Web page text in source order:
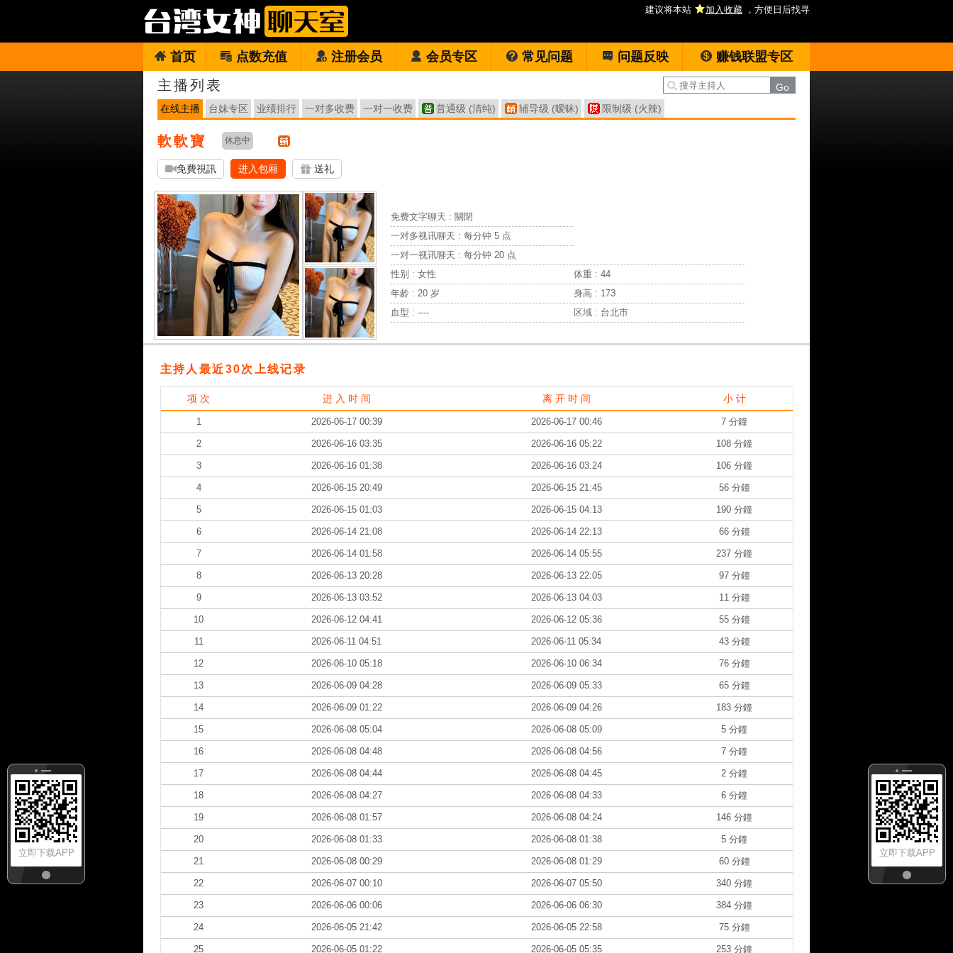
建议将本站 加入收藏 ，方便日后找寻
首页 点数充值 注册会员 会员专区 常见问题 问题反映 赚钱联盟专区
立即下载APP
立即下载APP
主播列表
在线主播 台妹专区 业绩排行 一对多收费 一对一收费 普通级 (清纯) 辅导级 (暧昧) 限制级 (火辣)
軟軟寶 休息中
免費視訊 进入包厢 送礼
免费文字聊天 : 關閉
一对多视讯聊天 : 每分钟 5 点
一对一视讯聊天 : 每分钟 20 点
性别 : 女性
体重 : 44
年龄 : 20 岁
身高 : 173
血型 : ----
区域 : 台北市
主持人最近30次上线记录
项 次 进 入 时 间 离 开 时 间 小 计
1 2026-06-17 00:39 2026-06-17 00:46 7 分鐘
2 2026-06-16 03:35 2026-06-16 05:22 108 分鐘
3 2026-06-16 01:38 2026-06-16 03:24 106 分鐘
4 2026-06-15 20:49 2026-06-15 21:45 56 分鐘
5 2026-06-15 01:03 2026-06-15 04:13 190 分鐘
6 2026-06-14 21:08 2026-06-14 22:13 66 分鐘
7 2026-06-14 01:58 2026-06-14 05:55 237 分鐘
8 2026-06-13 20:28 2026-06-13 22:05 97 分鐘
9 2026-06-13 03:52 2026-06-13 04:03 11 分鐘
10 2026-06-12 04:41 2026-06-12 05:36 55 分鐘
11 2026-06-11 04:51 2026-06-11 05:34 43 分鐘
12 2026-06-10 05:18 2026-06-10 06:34 76 分鐘
13 2026-06-09 04:28 2026-06-09 05:33 65 分鐘
14 2026-06-09 01:22 2026-06-09 04:26 183 分鐘
15 2026-06-08 05:04 2026-06-08 05:09 5 分鐘
16 2026-06-08 04:48 2026-06-08 04:56 7 分鐘
17 2026-06-08 04:44 2026-06-08 04:45 2 分鐘
18 2026-06-08 04:27 2026-06-08 04:33 6 分鐘
19 2026-06-08 01:57 2026-06-08 04:24 146 分鐘
20 2026-06-08 01:33 2026-06-08 01:38 5 分鐘
21 2026-06-08 00:29 2026-06-08 01:29 60 分鐘
22 2026-06-07 00:10 2026-06-07 05:50 340 分鐘
23 2026-06-06 00:06 2026-06-06 06:30 384 分鐘
24 2026-06-05 21:42 2026-06-05 22:58 75 分鐘
25 2026-06-05 01:22 2026-06-05 05:35 253 分鐘